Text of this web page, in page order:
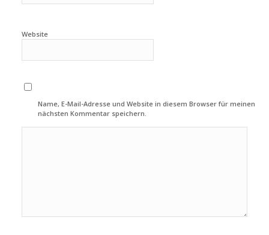
Website
Name, E-Mail-Adresse und Website in diesem Browser für meinen
nächsten Kommentar speichern.